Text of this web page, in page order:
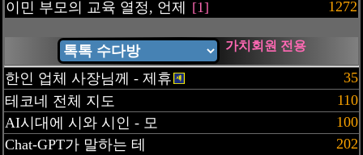
이민 부모의 교육 열정, 언제 [1] 1272
가치회원 전용
한인 업체 사장님께 - 제휴
35
테코네 전체 지도
110
AI시대에 시와 시인 - 모
100
Chat-GPT가 말하는 테
202